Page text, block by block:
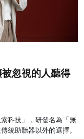
忽視的人聽得
科技」，研發名為「無
統助聽器以外的選擇。